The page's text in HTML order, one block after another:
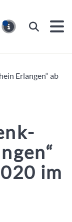
Suchen
Erlangen“ ab
im